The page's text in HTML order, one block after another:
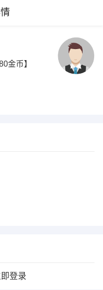
金币】
登录